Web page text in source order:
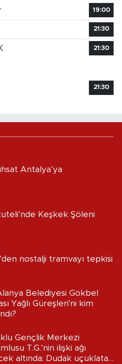
19:00
21:30
21:30
21:30
Antalya’ya
Keşkek Şöleni
nostalji tramvayı tepkisi
Belediyesi Gökbel
Yağlı Güreşleri'ni kim
Gençlik Merkezi
T.G.’nin ilişki ağı
altında: Dudak uçuklatan